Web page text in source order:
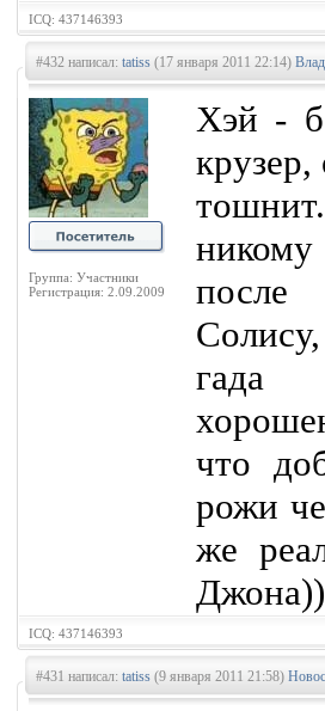
ICQ: 437146393
#432 написал: tatiss (17 января 2011 22:14)
Группа: Участники
Регистрация: 2.09.2009
Хэй -
после
гада
что
рожи
же
ICQ: 437146393
#431 написал: tatiss (9 января 2011 21:58)